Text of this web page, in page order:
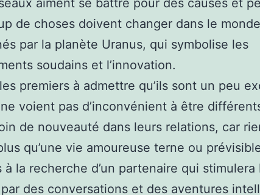
aiment se battre pour des causes et
de choses doivent changer dans le
par la planète Uranus, qui symbolise les
soudains et l’innovation.
premiers à admettre qu’ils sont un peu
voient pas d’inconvénient à être
de nouveauté dans leurs relations, car
qu’une vie amoureuse terne ou
à la recherche d’un partenaire qui
des conversations et des aventures